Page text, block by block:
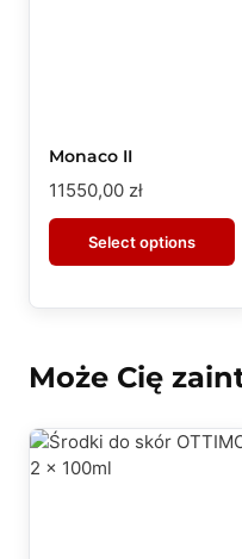
Monaco II
11550,00 zł
Select options
Może Cię